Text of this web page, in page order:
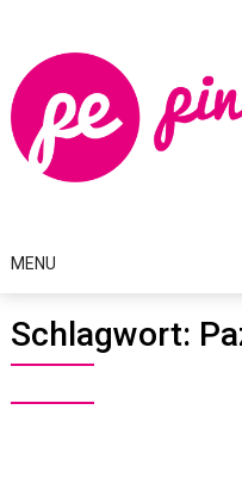
content
MENU
Schlagwort: